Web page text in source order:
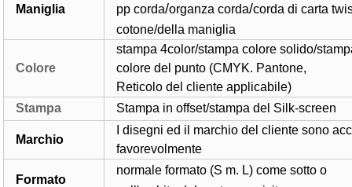
Maniglia
ppcorda/organza corda/corda di carta
cotone/della maniglia
Colore
stampa 4color/stampa colore solido/
colore del punto (CMYK. Pantone,
Reticolo del cliente applicabile)
Stampa
Stampa in offset/stampa del Silk-screen
Marchio
I disegni ed il marchio del cliente sono
favorevolmente
Formato
normale formato (S m. L) come sotto o